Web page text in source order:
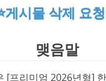
게시물 삭제 요청
맺음말
[프리미엄 2026년형]